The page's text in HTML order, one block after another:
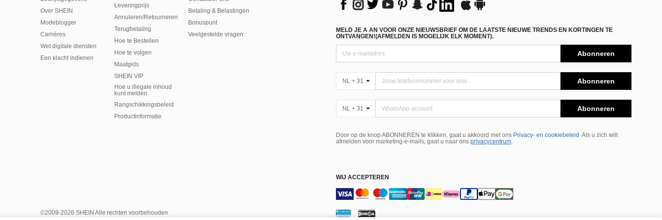
Over SHEIN
Modeblogger
Carrières
Wet digitale diensten
Een klacht indienen
Leveringprijs
Annuleren/Retourneren
Terugbetaling
Hoe te Bestellen
Hoe te volgen
Maatgids
SHEIN VIP
Hoe u illegale inhoud
kunt melden
Rangschikkingsbeleid
​Productinformatie
Betaling & Belastingen
Bonuspunt
Veelgestelde vragen
MELD JE A AN VOOR ONZE NIEUWSBRIEF OM DE LAATSTE NIEUWE TRENDS EN KORTINGEN TE
ONTVANGEN!(AFMELDEN IS MOGELIJK ELK MOMENT).
Abonneren
NL + 31 Abonneren
NL + 31 Abonneren
Door op de knop ABONNEREN te klikken, gaat u akkoord met ons Privacy- en cookiebeleid Als u zich wilt
afmelden voor marketing-e-mails, gaat u naar ons privacycentrum.
WIJ ACCEPTEREN
©2009-2026 SHEIN Alle rechten voorbehouden